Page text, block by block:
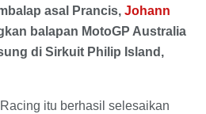
asal Prancis, Johann
balapan MotoGP Australia
di Sirkuit Philip Island,
itu berhasil selesaikan